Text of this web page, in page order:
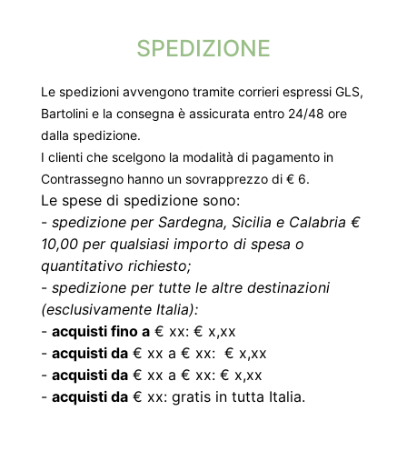
SPEDIZIONE
Le spedizioni avvengono tramite corrieri espressi GLS,
Bartolini e la consegna è assicurata entro 24/48 ore
dalla spedizione.
I clienti che scelgono la modalità di pagamento in
Contrassegno hanno un sovrapprezzo di € 6.
Le spese di spedizione sono:
- spedizione per Sardegna, Sicilia e Calabria €
10,00 per qualsiasi importo di spesa o
quantitativo richiesto;
- spedizione per tutte le altre destinazioni
(esclusivamente Italia):
- acquisti fino a € xx: € x,xx
- acquisti da € xx a € xx: € x,xx
- acquisti da € xx a € xx: € x,xx
- acquisti da € xx: gratis in tutta Italia.